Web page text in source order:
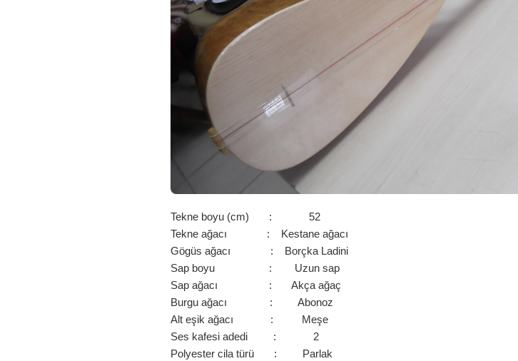
Tekne boyu (cm) : 52
Tekne ağacı : Kestane ağacı
Gögüs ağacı : Borçka Ladini
Sap boyu : Uzun sap
Sap ağacı : Akça ağaç
Burgu ağacı : Abonoz
Alt eşik ağacı : Meşe
Ses kafesi adedi : 2
Polyester cila türü : Parlak